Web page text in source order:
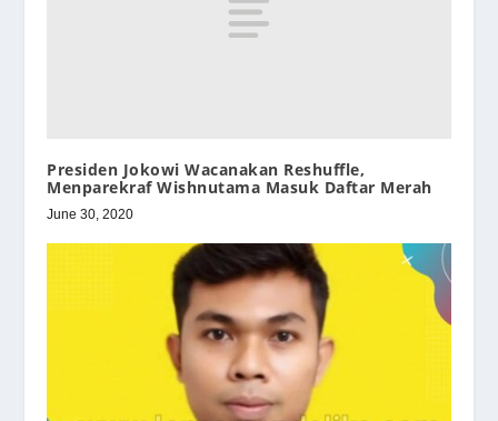
Presiden Jokowi Wacanakan Reshuffle,
Menparekraf Wishnutama Masuk Daftar Merah
June 30, 2020